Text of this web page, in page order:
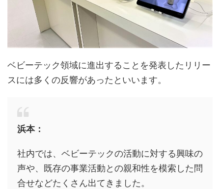
ベビーテック領域に進出することを発表したリリー
スには多くの反響があったといいます。
浜本：
社内では、 ベビーテックの活動に対する興味の
声や、既存の事業活動との親和性を模索した問
合せなどたくさん出てきました。